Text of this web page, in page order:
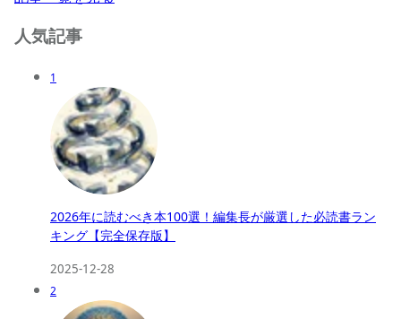
人気記事
1
2026年に読むべき本100選！編集長が厳選した必読書ラン
キング【完全保存版】
2025-12-28
2